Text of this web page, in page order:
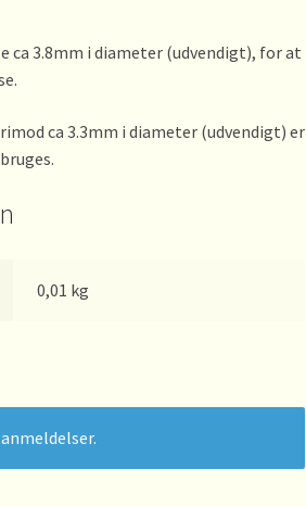
ca 3.8mm i diameter (udvendigt), for at
ca 3.3mm i diameter (udvendigt) er
0,01 kg